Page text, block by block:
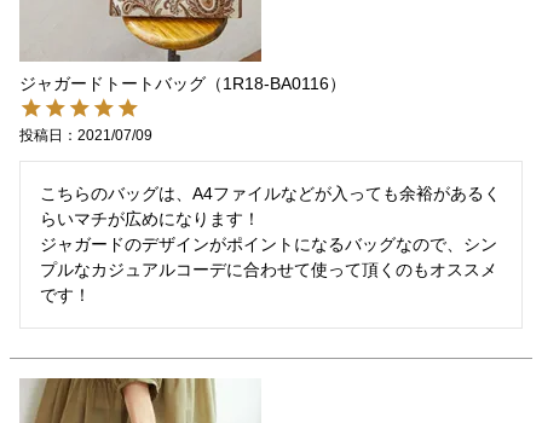
ジャガードトートバッグ（1R18-BA0116）
投稿日 2021/07/09
こちらのバッグは、A4ファイルなどが入っても余裕があるく
らいマチが広めになります！
ジャガードのデザインがポイントになるバッグなので、シン
プルなカジュアルコーデに合わせて使って頂くのもオススメ
です！